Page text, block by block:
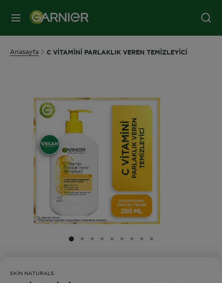
MENÜ
Anasayfa C VİTAMİNİ PARLAKLIK VEREN TEMİZLEYİCİ
SLIDE 1
SLIDE 2
SLIDE 3
SLIDE 4
SLIDE 5
SLIDE 6
SLIDE 7
SLIDE 8
SLIDE 9
SKIN NATURALS